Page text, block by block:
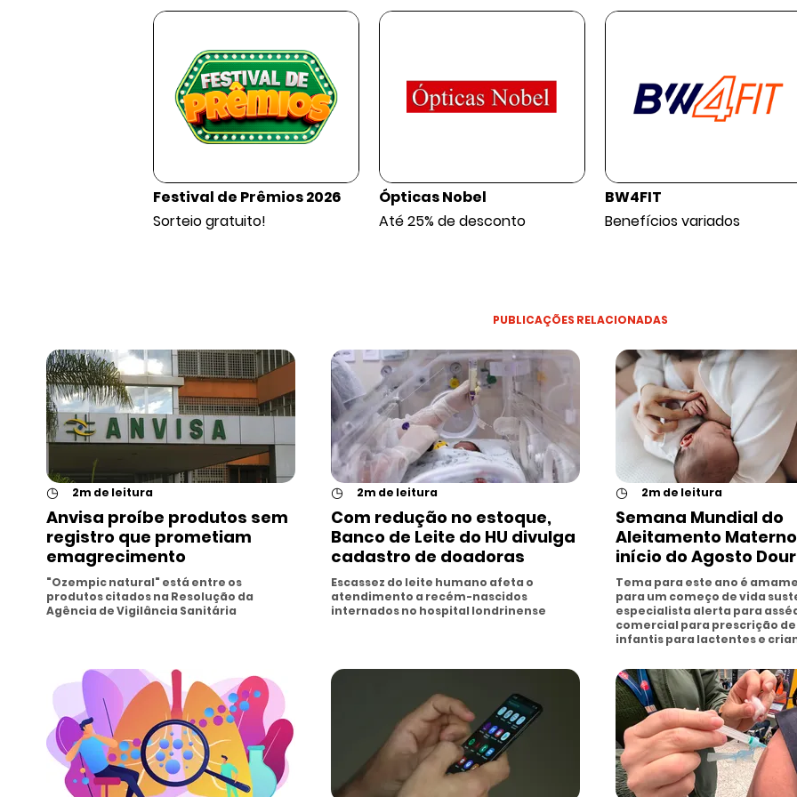
Festival de Prêmios 2026
Sorteio gratuito!
Ópticas Nobel
Até 25% de desconto
BW4FIT
Benefícios variados
PUBLICAÇÕES RELACIONADAS
◷ 2m de leitura
Anvisa proíbe produtos sem
registro que prometiam
emagrecimento
"Ozempic natural" está entre os
produtos citados na Resolução da
Agência de Vigilância Sanitária
◷ 2m de leitura
Com redução no estoque,
Banco de Leite do HU divulga
cadastro de doadoras
Escassez do leite humano afeta o
atendimento a recém-nascidos
internados no hospital londrinense
◷ 2m de leitura
Semana Mundial do
Aleitamento
início do Agosto
Tema para este ano é
para um começo de vida
especialista alerta para
comercial para prescrição
infantis para lactentes e